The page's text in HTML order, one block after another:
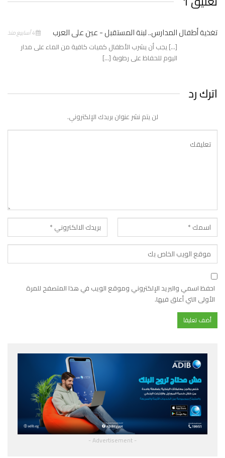
تغذية أطفال المدارس.. لبنة المستقبل - عين على العرب
[…] يجب أن يشرب الأطفال كميات كافية من الماء على مدار
اليوم للحفاظ على رطوبة […]
اترك رد
لن يتم نشر عنوان بريدك الإلكتروني.
احفظ اسمي والبريد الإلكتروني وموقع الويب في هذا المتصفح للمرة
الأولى التي أعلق فيها.
- Advertisement -